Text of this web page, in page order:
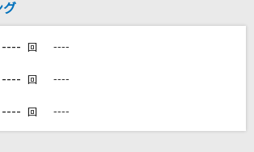
カラオケ最新情報をチェック！
グ
---- 回 ----
---- 回 ----
---- 回 ----